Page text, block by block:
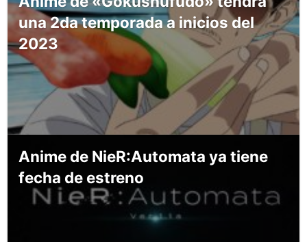
una 2da temporada a inicios del
2023
Anime de NieR:Automata ya tiene
fecha de estreno